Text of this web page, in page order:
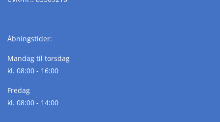
Åbningstider:
Mandag til torsdag
kl. 08:00 - 16:00
Fredag
kl. 08:00 - 14:00